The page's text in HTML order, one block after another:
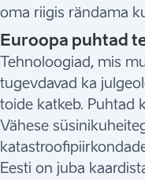
oma riigis rändama
Euroopa puhtad
Tehnoloogiad, mis
tugevdavad ka
toide katkeb. Puhtad
Vähese
Eesti on juba